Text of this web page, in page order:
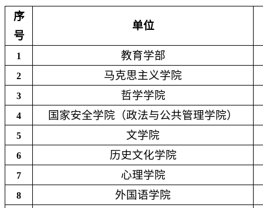
序
号
单位
1 教育学部
2 马克思主义学院
3 哲学学院
4 国家安全学院（政法与公共管理学院）
5 文学院
6 历史文化学院
7 心理学院
8 外国语学院